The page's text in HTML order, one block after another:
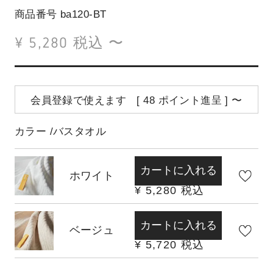
商品番号 ba120-BT
¥ 5,280 税込 〜
会員登録で使えます [ 48 ポイント進呈 ] 〜
カラー バスタオル
ホワイト
¥ 5,280 税込
カートに入れる
ベージュ
¥ 5,720 税込
カートに入れる